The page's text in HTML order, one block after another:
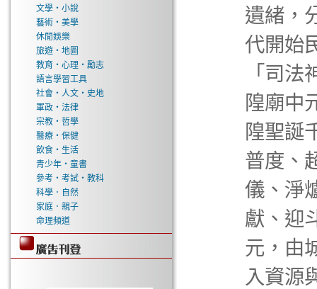
文學‧小說
藝術‧美學
休閒娛樂
旅遊‧地圖
教育‧心理‧勵志
語言學習工具
社會‧人文‧史地
軍政‧法律
宗教‧哲學
醫療‧保健
飲食‧生活
青少年‧童書
參考‧考試‧教科
科學．自然
家庭．親子
命理頻道
遺緒，
代開始
「司
隍廟中
隍聖誕
普度、
儀、淨
獻、迎
元，由
入資源